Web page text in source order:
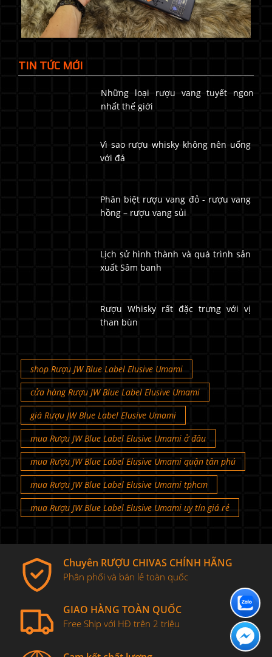
TIN TỨC MỚI
Những loại rượu vang tuyết ngon
nhất thế giới
Vì sao rượu whisky không nên uống
với đá
Phân biệt rượu vang đỏ - rượu vang
hồng – rượu vang sủi
Lịch sử hình thành và quá trình sản
xuất Sâm banh
Rượu Whisky rất đặc trưng với vị
than bùn
shop Rượu JW Blue Label Elusive Umami
cửa hàng Rượu JW Blue Label Elusive Umami
giá Rượu JW Blue Label Elusive Umami
mua Rượu JW Blue Label Elusive Umami ở đâu
mua Rượu JW Blue Label Elusive Umami quận tân phú
mua Rượu JW Blue Label Elusive Umami tphcm
mua Rượu JW Blue Label Elusive Umami uy tín giá rẻ
Chuyên RƯỢU CHIVAS CHÍNH HÃNG
Phân phối và bán lẻ toàn quốc
GIAO HÀNG TOÀN QUỐC
Free Ship với HĐ trên 2 triệu